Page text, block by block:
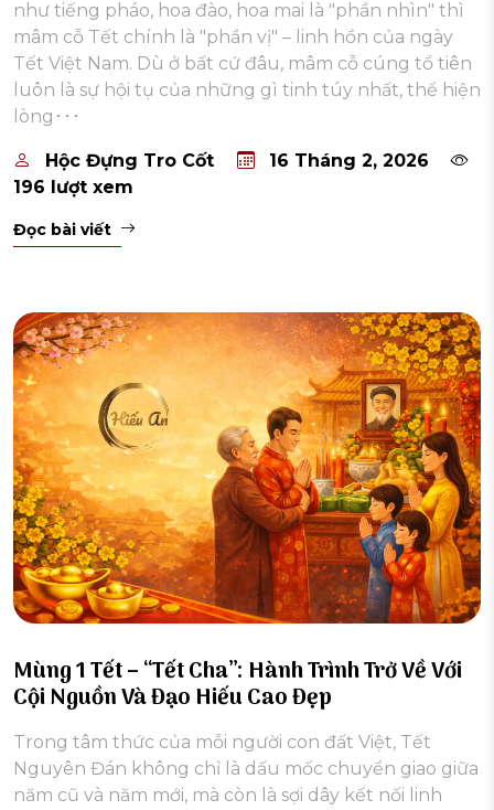
như tiếng pháo, hoa đào, hoa mai là "phần nhìn" thì
mâm cỗ Tết chính là "phần vị" – linh hồn của ngày
Tết Việt Nam. Dù ở bất cứ đâu, mâm cỗ cúng tổ tiên
luôn là sự hội tụ của những gì tinh túy nhất, thể hiện
lòng･･･
Hộc Đựng Tro Cốt
16 Tháng 2, 2026
196 lượt xem
Đọc bài viết
Mùng 1 Tết – “Tết Cha”: Hành Trình Trở Về Với
Cội Nguồn Và Đạo Hiếu Cao Đẹp
Trong tâm thức của mỗi người con đất Việt, Tết
Nguyên Đán không chỉ là dấu mốc chuyển giao giữa
năm cũ và năm mới, mà còn là sợi dây kết nối linh